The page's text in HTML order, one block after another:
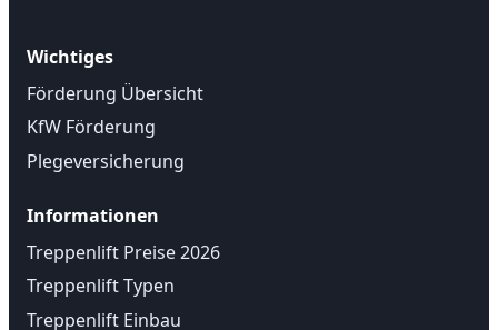
Wichtiges
Förderung Übersicht
KfW Förderung
Plegeversicherung
Informationen
Treppenlift Preise 2026
Treppenlift Typen
Treppenlift Einbau